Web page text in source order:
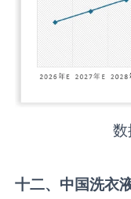
十二、中国洗衣